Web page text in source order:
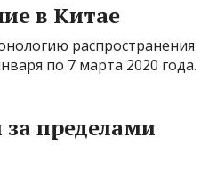
в Китае
распространения
по 7 марта 2020 года.
пределами